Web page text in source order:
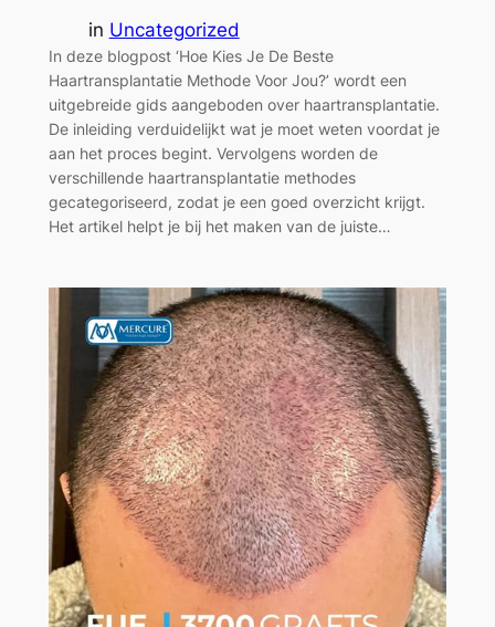
in Uncategorized
In deze blogpost ‘Hoe Kies Je De Beste
Haartransplantatie Methode Voor Jou?’ wordt een
uitgebreide gids aangeboden over haartransplantatie.
De inleiding verduidelijkt wat je moet weten voordat je
aan het proces begint. Vervolgens worden de
verschillende haartransplantatie methodes
gecategoriseerd, zodat je een goed overzicht krijgt.
Het artikel helpt je bij het maken van de juiste…